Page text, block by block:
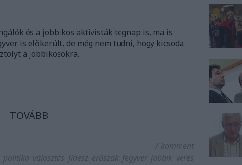
és a jobbikos aktivisták tegnap is, ma is
is előkerült, de még nem tudni, hogy kicsoda
a jobbikosokra.
TOVÁBB
7 komment
politika választás fidesz erőszak fegyver jobbik verés